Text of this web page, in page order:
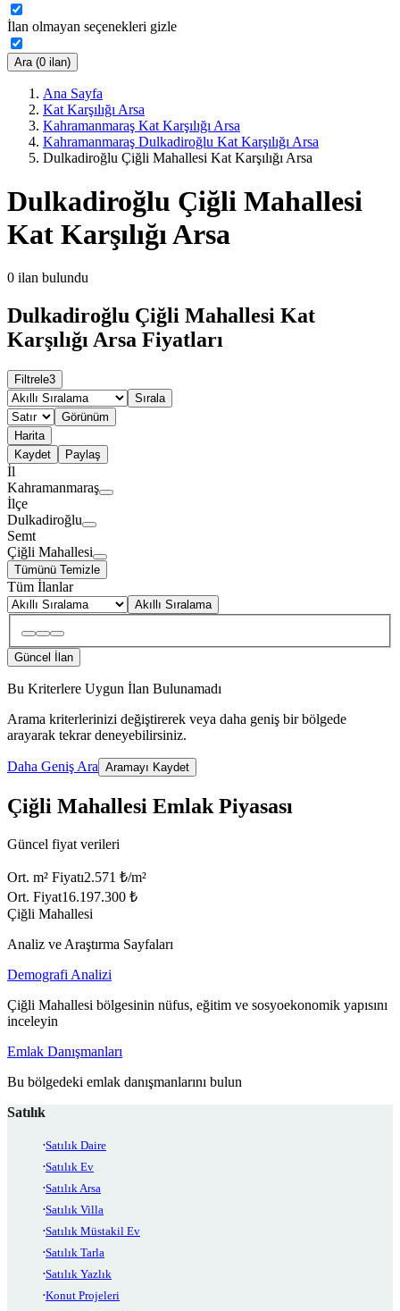
İlan olmayan seçenekleri gizle
Ara (0 ilan)
Ana Sayfa
Kat Karşılığı Arsa
Kahramanmaraş Kat Karşılığı Arsa
Kahramanmaraş Dulkadiroğlu Kat Karşılığı Arsa
Dulkadiroğlu Çiğli Mahallesi Kat Karşılığı Arsa
Dulkadiroğlu Çiğli Mahallesi
Kat Karşılığı Arsa
0 ilan bulundu
Dulkadiroğlu Çiğli Mahallesi Kat
Karşılığı Arsa Fiyatları
Filtrele3
Sırala
Görünüm
Harita
Kaydet
Paylaş
İl
Kahramanmaraş
İlçe
Dulkadiroğlu
Semt
Çiğli Mahallesi
Tümünü Temizle
Tüm İlanlar
Akıllı Sıralama
Güncel İlan
Bu Kriterlere Uygun İlan Bulunamadı
Arama kriterlerinizi değiştirerek veya daha geniş bir bölgede
arayarak tekrar deneyebilirsiniz.
Daha Geniş Ara Aramayı Kaydet
Çiğli Mahallesi Emlak Piyasası
Güncel fiyat verileri
Ort. m² Fiyatı2.571 ₺/m²
Ort. Fiyat16.197.300 ₺
Çiğli Mahallesi
Analiz ve Araştırma Sayfaları
Demografi Analizi
Çiğli Mahallesi bölgesinin nüfus, eğitim ve sosyoekonomik yapısını
inceleyin
Emlak Danışmanları
Bu bölgedeki emlak danışmanlarını bulun
Satılık
Satılık Daire
Satılık Ev
Satılık Arsa
Satılık Villa
Satılık Müstakil Ev
Satılık Tarla
Satılık Yazlık
Konut Projeleri